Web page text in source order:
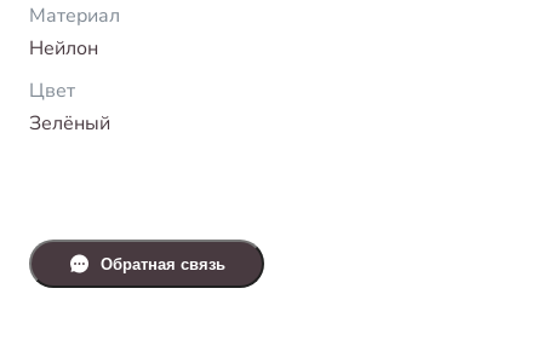
Материал
Нейлон
Цвет
Зелёный
Обратная связь